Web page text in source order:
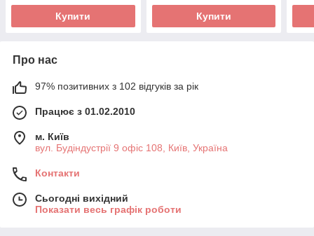
Купити Купити
Про нас
97% позитивних з 102 відгуків за рік
Працює з 01.02.2010
м. Київ
вул. Будіндустрії 9 офіс 108, Київ, Україна
Контакти
Сьогодні вихідний
Показати весь графік роботи